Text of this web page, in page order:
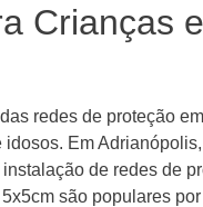
Crianças
redes de proteção
Em
de redes de
são populares